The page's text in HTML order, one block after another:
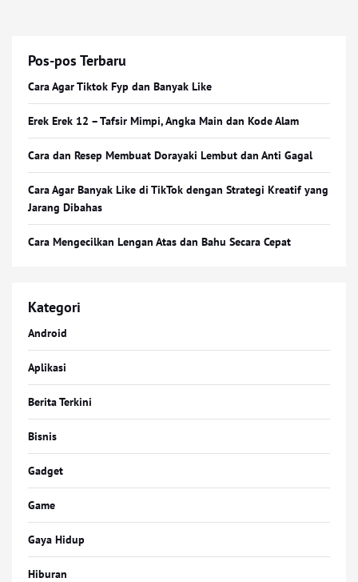
Pos-pos Terbaru
Cara Agar Tiktok Fyp dan Banyak Like
Erek Erek 12 – Tafsir Mimpi, Angka Main dan Kode Alam
Cara dan Resep Membuat Dorayaki Lembut dan Anti Gagal
Cara Agar Banyak Like di TikTok dengan Strategi Kreatif yang
Jarang Dibahas
Cara Mengecilkan Lengan Atas dan Bahu Secara Cepat
Kategori
Android
Aplikasi
Berita Terkini
Bisnis
Gadget
Game
Gaya Hidup
Hiburan